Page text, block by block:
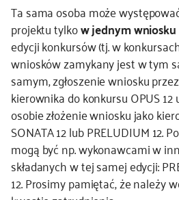
Ta sama osoba może
projektu tylkow jednym wniosku
edycji konkursów (tj. w
wniosków zamykany jest w tym
samym, zgłoszenie wniosku
kierownika do konkursu OPUS
osobie złożenie wniosku jako
SONATA 12 lub PRELUDIUM 12.
mogą być np. wykonawcami w
składanych w tej samej edycji:
12. Prosimy pamiętać, że należy